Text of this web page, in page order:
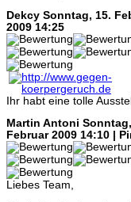
Dekcy Sonntag, 15.
2009 14:25
Ihr habt eine tolle
Martin Antoni
Februar 2009 14:10 |
Liebes Team,